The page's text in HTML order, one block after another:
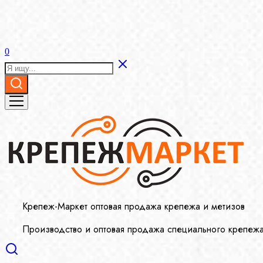
0
Крепеж-Маркет оптовая продажа крепежа и метизов
Производство и оптовая продажа специального